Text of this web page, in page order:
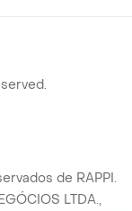
de RAPPI.
LTDA.,